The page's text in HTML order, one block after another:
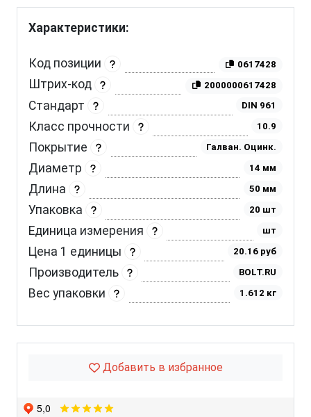
Характеристики:
Код позиции 0617428
Штрих-код 2000000617428
Стандарт DIN 961
Класс прочности 10.9
Покрытие Галван. Оцинк.
Диаметр 14 мм
Длина 50 мм
Упаковка 20 шт
Единица измерения шт
Цена 1 единицы 20.16 руб
Производитель BOLT.RU
Вес упаковки 1.612 кг
Добавить в избранное